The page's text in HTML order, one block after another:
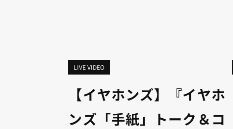
LIVE VIDEO
【イヤホンズ】『イヤホ
ンズ「手紙」トーク＆コ